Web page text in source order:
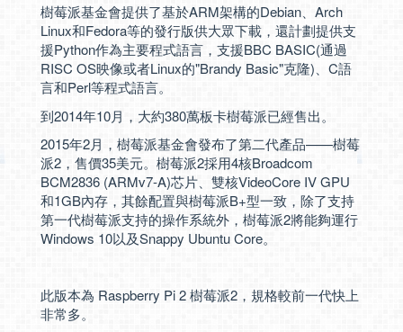
樹莓派基金會提供了基於ARM架構的Debian、Arch
Linux和Fedora等的發行版供大眾下載，還計劃提供支
援Python作為主要程式語言，支援BBC BASIC(通過
RISC OS映像或者Linux的"Brandy Basic"克隆)、C語
言和Perl等程式語言。
到2014年10月，大約380萬板卡樹莓派已經售出。
2015年2月，樹莓派基金會發布了第二代產品——樹莓
派2，售價35美元。樹莓派2採用4核Broadcom
BCM2836 (ARMv7-A)芯片、雙核VideoCore IV GPU
和1GB內存，其餘配置與樹莓派B+型一致，除了支持
第一代樹莓派支持的操作系統外，樹莓派2將能夠運行
Windows 10以及Snappy Ubuntu Core。
此版本為 Raspberry Pi 2 樹莓派2，規格較前一代快上
非常多。